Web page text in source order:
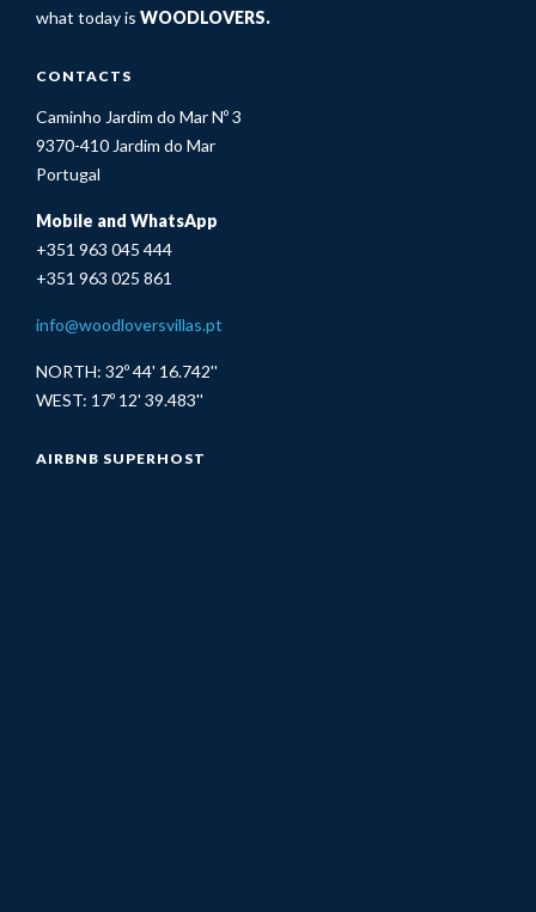
what today is WOODLOVERS.
CONTACTS
Caminho Jardim do Mar Nº 3
9370-410 Jardim do Mar
Portugal
Mobile and WhatsApp
+351 963 045 444
+351 963 025 861
info@woodloversvillas.pt
NORTH: 32º 44' 16.742''
WEST: 17º 12' 39.483''
AIRBNB SUPERHOST